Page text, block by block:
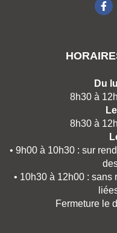
Du
8h30 à
8h30 à
• 9h00 à 10h30 : sur
• 10h30 à 12h00 :
Fermeture le